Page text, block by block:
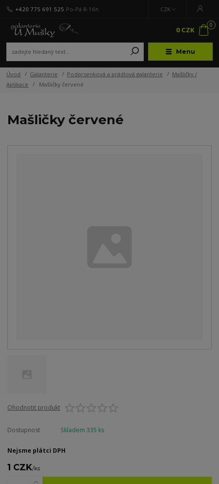
Menu
CZK
+420 775 691 525 Po-Pá 8-16h
0
0 CZK
Úvod Galanterie Podprsenková a prádlová galanterie
Mašličky /
Aplikace
Mašličky červené
Mašličky červené
Ohodnotit produkt
Dostupnost Skladem 335 ks
Nejsme plátci DPH
1 CZK/ks